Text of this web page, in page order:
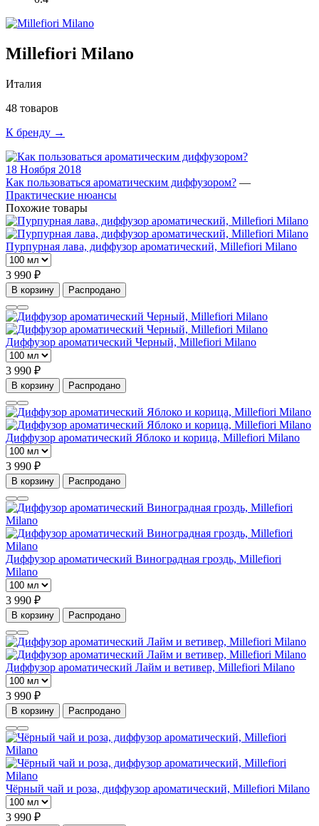
Millefiori Milano
Италия
48 товаров
К бренду →
18 Ноября 2018
Как пользоваться ароматическим диффузором? —
Практические нюансы
Похожие товары
Пурпурная лава, диффузор ароматический, Millefiori Milano
3 990 ₽
В корзину Распродано
Диффузор ароматический Черный, Millefiori Milano
3 990 ₽
В корзину Распродано
Диффузор ароматический Яблоко и корица, Millefiori Milano
3 990 ₽
В корзину Распродано
Диффузор ароматический Виноградная гроздь, Millefiori
Milano
3 990 ₽
В корзину Распродано
Диффузор ароматический Лайм и ветивер, Millefiori Milano
3 990 ₽
В корзину Распродано
Чёрный чай и роза, диффузор ароматический, Millefiori Milano
3 990 ₽